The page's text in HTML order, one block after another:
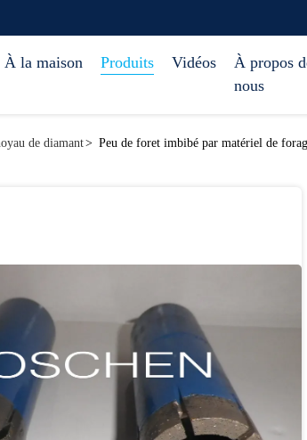
À la maison Produits Vidéos
À propos
nous
de diamant> Peu de foret imbibé par matériel de